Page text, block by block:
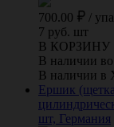
700.00 /
7 руб. шт
В КОРЗИНУ
В наличии
В наличии в
Ершик
шт, Германия